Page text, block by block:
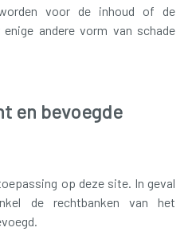
voor de inhoud of de
andere vorm van schade
en bevoegde
op deze site. In geval
de rechtbanken van het